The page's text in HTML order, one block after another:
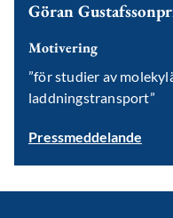
Göran
Motivering
”för studier av
laddningstransport”
Pressmeddelande